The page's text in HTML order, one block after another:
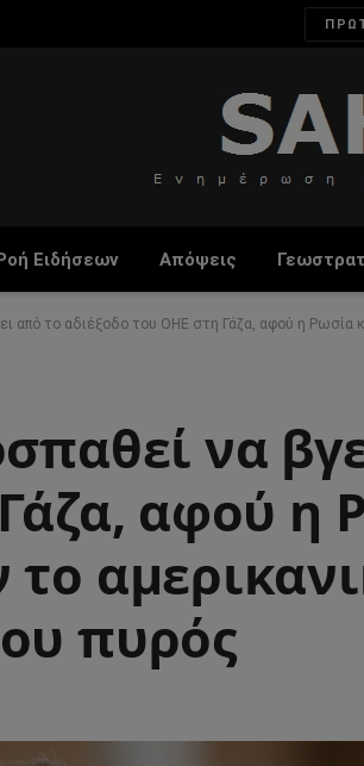
Ειδήσεων Απόψεις
από το αδιέξοδο του ΟΗΕ στη Γάζα, αφού η
να
αφού η
πυρός